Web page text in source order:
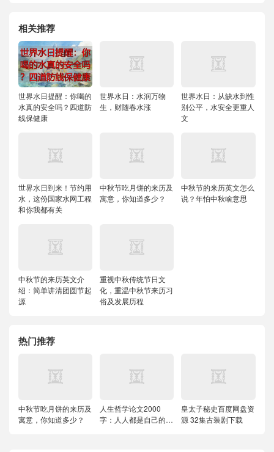
相关推荐
世界水日提醒：你喝的
水真的安全吗？四道防
线保健康
世界水日：水润万物
生，财随春水涨
世界水日：从缺水到性
别公平，水安全更重人
文
世界水日到来！节约用
水，这份国家水网工程
和你我都有关
中秋节吃月饼的来历及
寓意，你知道多少？
中秋节的来历英文怎么
说？年怕中秋啥意思
中秋节的来历英文介
绍：简单讲清团圆节起
源
重视中秋传统节日文
化，重温中秋节来历习
俗及发展历程
热门推荐
中秋节吃月饼的来历及
寓意，你知道多少？
人生哲学论文2000
字：人人都是自己的哲
皇太子秘史百度网盘资
源 32集古装剧下载